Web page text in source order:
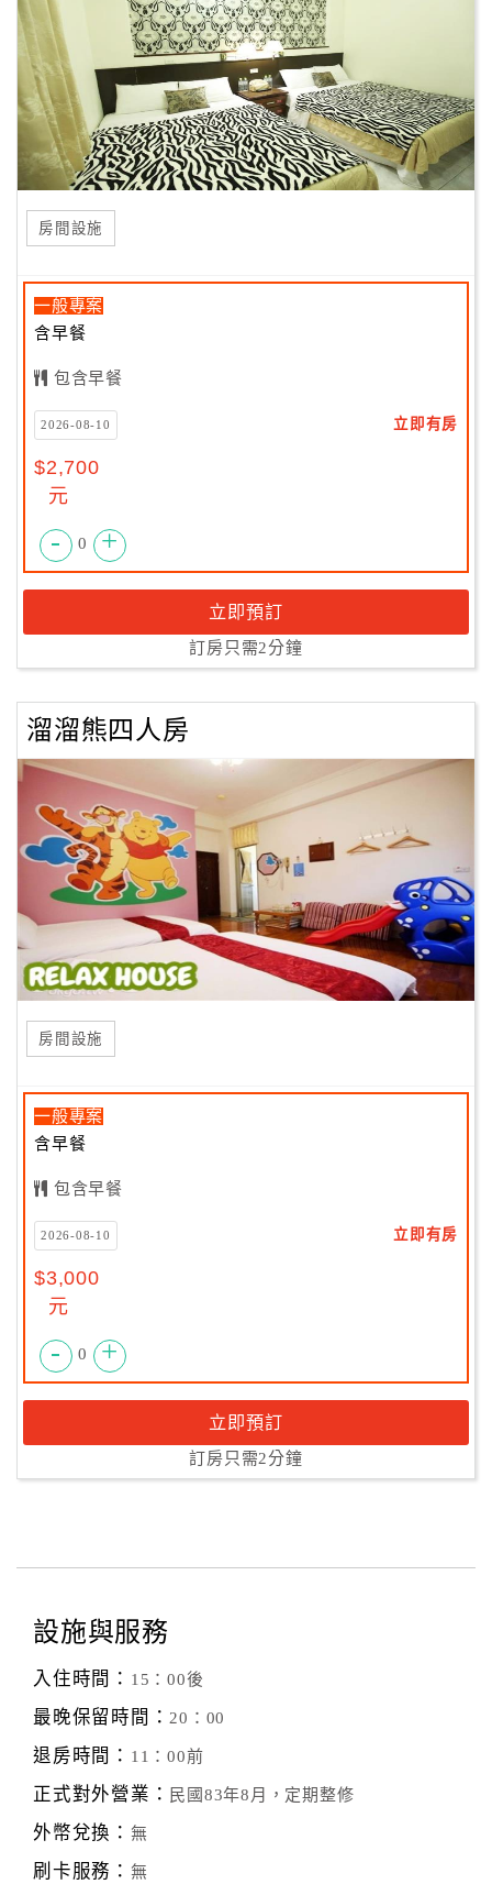
房間設施
一般專案
含早餐
包含早餐
2026-08-10 立即有房
$2,700
元
- 0 +
立即預訂
訂房只需2分鐘
溜溜熊四人房
房間設施
一般專案
含早餐
包含早餐
2026-08-10 立即有房
$3,000
元
- 0 +
立即預訂
訂房只需2分鐘
設施與服務
入住時間： 15：00後
最晚保留時間：20：00
退房時間： 11：00前
正式對外營業： 民國83年8月，定期整修
外幣兌換： 無
刷卡服務： 無